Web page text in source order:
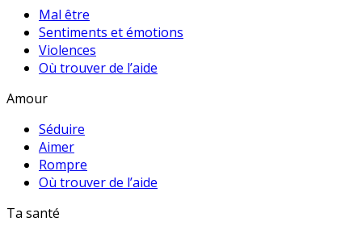
Mal être
Sentiments et émotions
Violences
Où trouver de l’aide
Amour
Séduire
Aimer
Rompre
Où trouver de l’aide
Ta santé